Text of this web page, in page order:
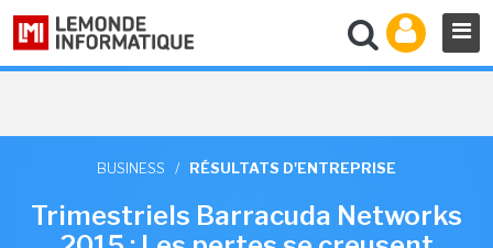
BUSINESS / RÉSULTATS D'ENTREPRISE
Trimestriels Barracuda Networks